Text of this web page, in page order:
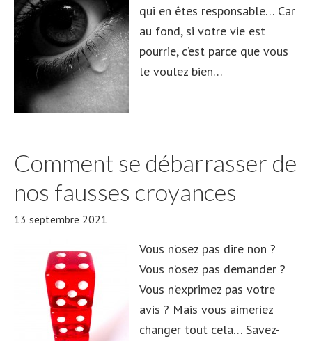
qui en êtes responsable… Car
au fond, si votre vie est
pourrie, c’est parce que vous
le voulez bien…
Comment se débarrasser de
nos fausses croyances
13 septembre 2021
Vous n’osez pas dire non ?
Vous n’osez pas demander ?
Vous n’exprimez pas votre
avis ? Mais vous aimeriez
changer tout cela… Savez-